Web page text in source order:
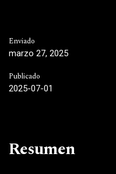
Enviado
marzo 27, 2025
Publicado
2025-07-01
Resumen